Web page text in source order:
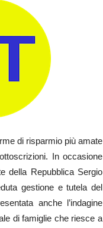
di risparmio più amate
In occasione
della Repubblica Sergio
gestione e tutela del
anche l’indagine
di famiglie che riesce a